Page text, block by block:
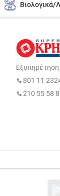
Βιολογικά/
801 11
210 55 58